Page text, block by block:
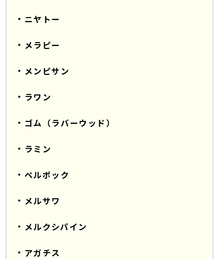
ニヤトー
メラピー
メンピサン
ラワン
ゴム（ラバーウッド）
ラミン
ペルポック
メルサワ
メルクシパイン
アガチス